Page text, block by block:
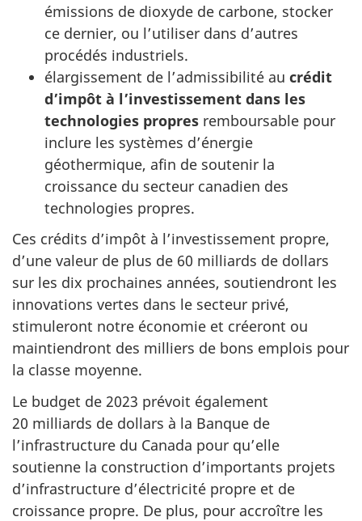
émissions de dioxyde de carbone, stocker
ce dernier, ou l’utiliser dans d’autres
procédés industriels.
élargissement de l’admissibilité au crédit
d’impôt à l’investissement dans les
technologies propres remboursable pour
inclure les systèmes d’énergie
géothermique, afin de soutenir la
croissance du secteur canadien des
technologies propres.
Ces crédits d’impôt à l’investissement propre,
d’une valeur de plus de 60 milliards de dollars
sur les dix prochaines années, soutiendront les
innovations vertes dans le secteur privé,
stimuleront notre économie et créeront ou
maintiendront des milliers de bons emplois pour
la classe moyenne.
Le budget de 2023 prévoit également
20 milliards de dollars à la Banque de
l’infrastructure du Canada pour qu’elle
soutienne la construction d’importants projets
d’infrastructure d’électricité propre et de
croissance propre. De plus, pour accroître les